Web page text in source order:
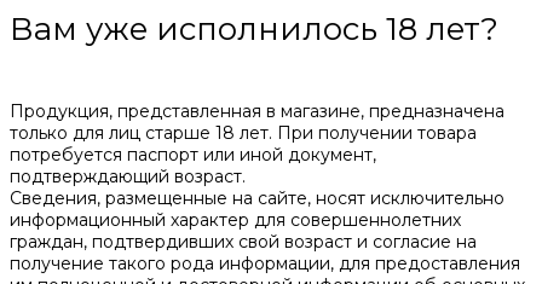
Вам уже исполнилось 18 лет?
Продукция, представленная в магазине, предназначена
только для лиц старше 18 лет. При получении товара
потребуется паспорт или иной документ,
подтверждающий возраст.
Сведения, размещенные на сайте, носят исключительно
информационный характер для совершеннолетних
граждан, подтвердивших свой возраст и согласие на
получение такого рода информации, для предоставления